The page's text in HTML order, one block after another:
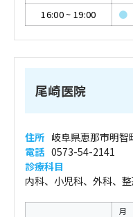
16:00~ 19:00 ●
尾崎医院
住所 岐阜県恵那市明智
電話 0573-54-2141
診療科目
内科、小児科、外科、
月